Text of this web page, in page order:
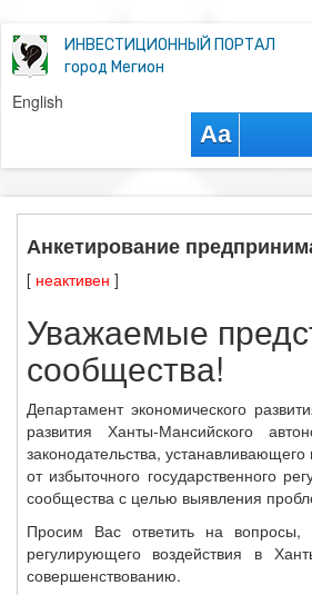
ИНВЕСТИЦИОННЫЙ ПОРТАЛ
город Мегион
English
Aa
Анкетирование
[ неактивен ]
Уважаемые
сообщества!
Департамент экономического
развития Ханты-Мансийского
законодательства,
от избыточного государственного
сообщества с целью выявления
Просим Вас ответить на вопросы,
регулирующего воздействия в
совершенствованию.